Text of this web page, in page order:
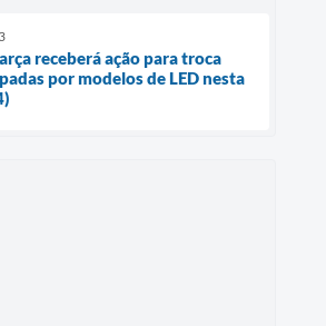
receberá ação para troca
por modelos de LED nesta